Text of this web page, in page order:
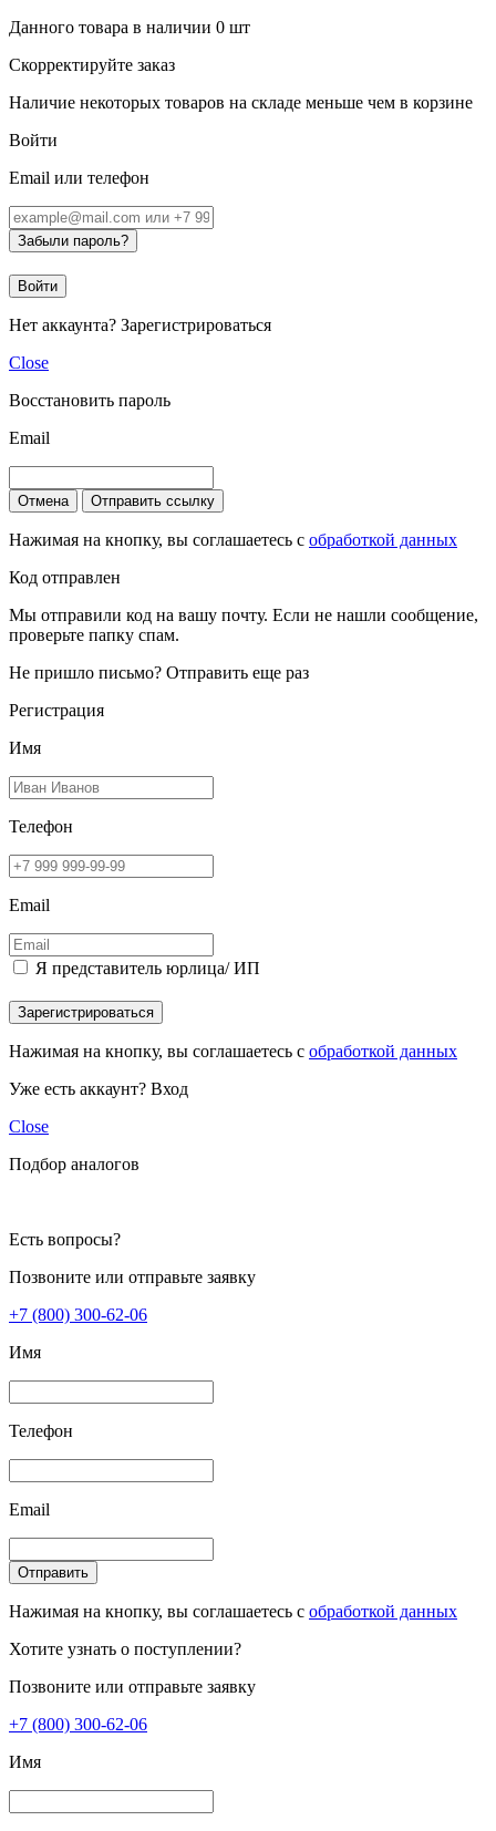
Данного товара в наличии 0 шт
Скорректируйте заказ
Наличие некоторых товаров на складе меньше чем в корзине
Войти
Email или телефон
Забыли пароль?
Войти
Нет аккаунта? Зарегистрироваться
Close
Восстановить пароль
Email
Отмена Отправить ссылку
Нажимая на кнопку, вы соглашаетесь с обработкой данных
Код отправлен
Мы отправили код на вашу почту. Если не нашли сообщение,
проверьте папку спам.
Не пришло письмо? Отправить еще раз
Регистрация
Имя
Телефон
Email
Я представитель юрлица/ ИП
Зарегистрироваться
Нажимая на кнопку, вы соглашаетесь с обработкой данных
Уже есть аккаунт? Вход
Close
Подбор аналогов
Есть вопросы?
Позвоните или отправьте заявку
+7 (800) 300-62-06
Имя
Телефон
Email
Отправить
Нажимая на кнопку, вы соглашаетесь с обработкой данных
Хотите узнать о поступлении?
Позвоните или отправьте заявку
+7 (800) 300-62-06
Имя